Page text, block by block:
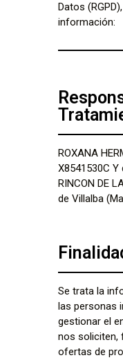
Datos
información:
ROXANA
X8541530C
RINCON DE
de Villalba
Se trata la
las personas
gestionar el
nos soliciten,
ofertas de